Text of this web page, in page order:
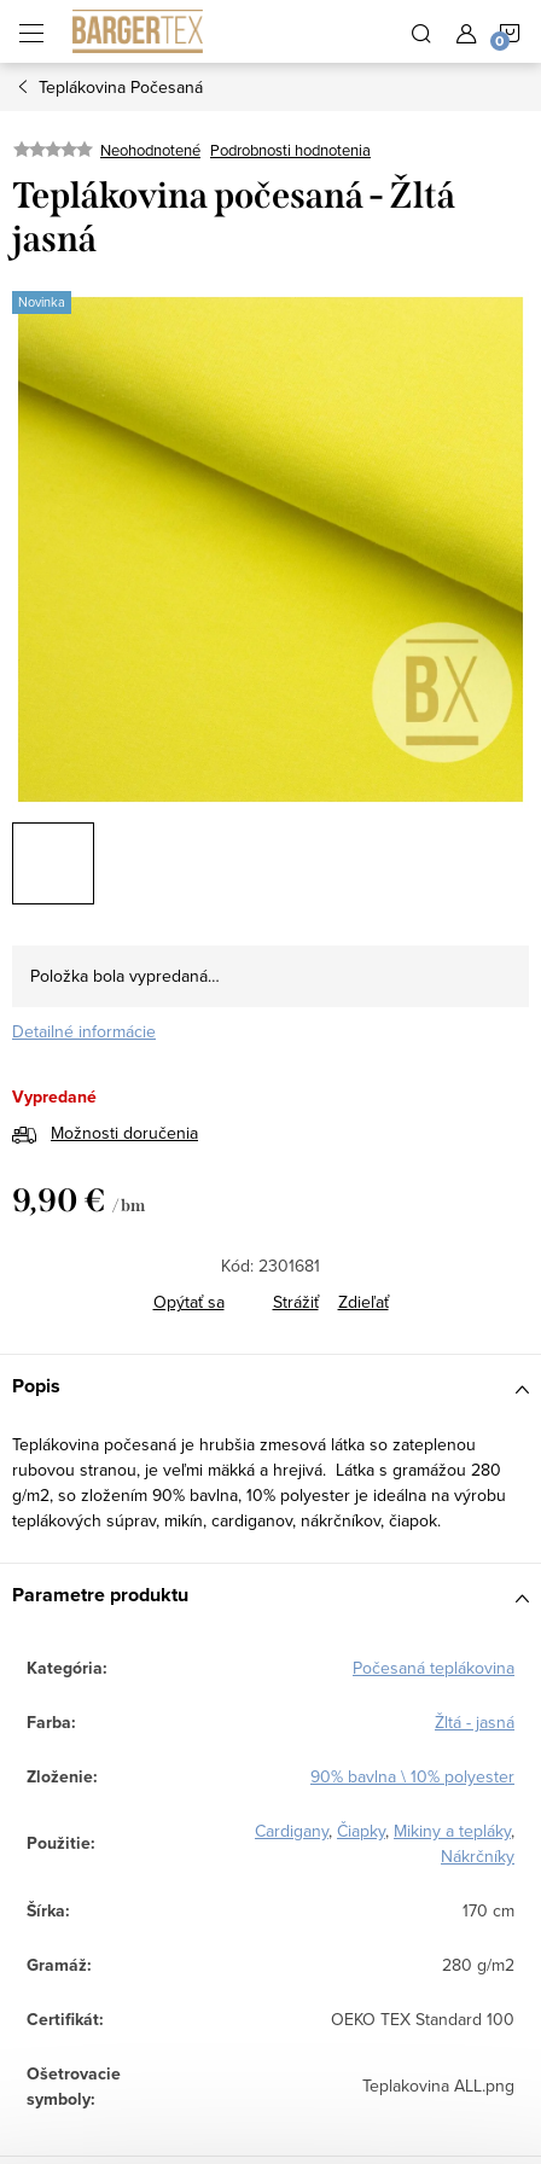
obsah
Teplákovina Počesaná
Neohodnotené Podrobnosti hodnotenia
Teplákovina počesaná - Žltá
jasná
Novinka
Položka bola vypredaná…
Detailné informácie
Vypredané
Možnosti doručenia
9,90 € / bm
Kód: 2301681
Opýtať sa
Strážiť Zdieľať
Popis
Teplákovina počesaná je hrubšia zmesová látka so zateplenou
rubovou stranou, je veľmi mäkká a hrejivá. Látka s gramážou 280
g/m2, so zložením 90% bavlna, 10% polyester je ideálna na výrobu
teplákových súprav, mikín, cardiganov, nákrčníkov, čiapok.
Parametre produktu
Kategória: Počesaná teplákovina
Farba: Žltá - jasná
Zloženie: 90% bavlna \ 10% polyester
Použitie: Cardigany, Čiapky, Mikiny a tepláky,
Nákrčníky
Šírka: 170 cm
Gramáž: 280 g/m2
Certifikát: OEKO TEX Standard 100
Ošetrovacie
symboly:
Teplakovina ALL.png